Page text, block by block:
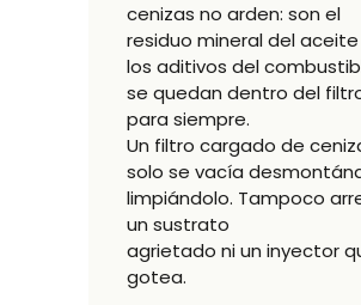
cenizas no arden: son el
residuo mineral del
los aditivos del
se quedan dentro del
para siempre.
Un filtro cargado de
solo se vacía
limpiándolo. Tampoco
un sustrato
agrietado ni un inyector
gotea.